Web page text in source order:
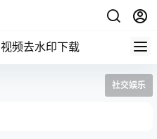
视频去水印下载
社交娱乐